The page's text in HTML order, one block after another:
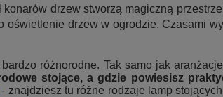
konarów drzew stworzą magiczną
oświetlenie drzew w ogrodzie. Czasami
różnorodne. Tak samo jak
stojące, a gdzie powiesisz
- znajdziesz tu różne rodzaje lamp